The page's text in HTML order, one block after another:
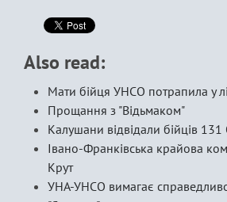
Also read:
Мати бійця УНСО потрапила у
Прощання з "Відьмаком"
Калушани відвідали бійців
Івано-Франківська крайова
Крут
УНА-УНСО вимагає